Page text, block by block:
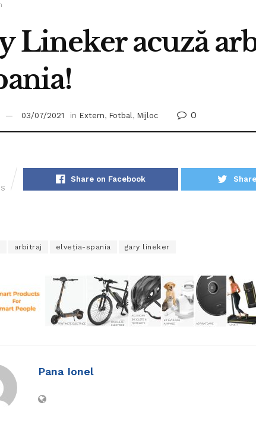
Lineker acuză
03/07/2021 in Extern, Fotbal, Mijloc 0
Share on Facebook
arbitraj elveția-spania gary lineker
Pana Ionel